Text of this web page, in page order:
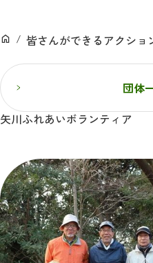
ン
ホーム
皆さんができるアクショ
団体
矢川ふれあいボランティア